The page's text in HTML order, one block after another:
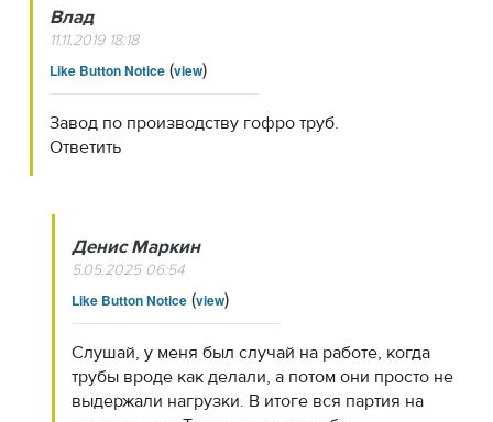
Влад
11.11.2019 18:18
Like Button Notice(view)
Завод по производству гофро труб.
Ответить
Денис Маркин
5.05.2025 06:54
Like Button Notice(view)
Слушай, у меня был случай на работе, когда
трубы вроде как делали, а потом они просто не
выдержали нагрузки. В итоге вся партия на